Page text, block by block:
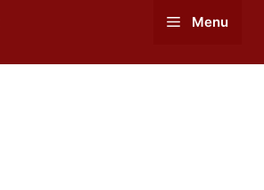
Menu